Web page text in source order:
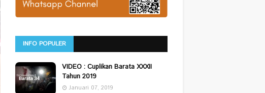
INFO POPULER
VIDEO : Cuplikan Barata XXXII
Tahun 2019
Januari 07, 2019